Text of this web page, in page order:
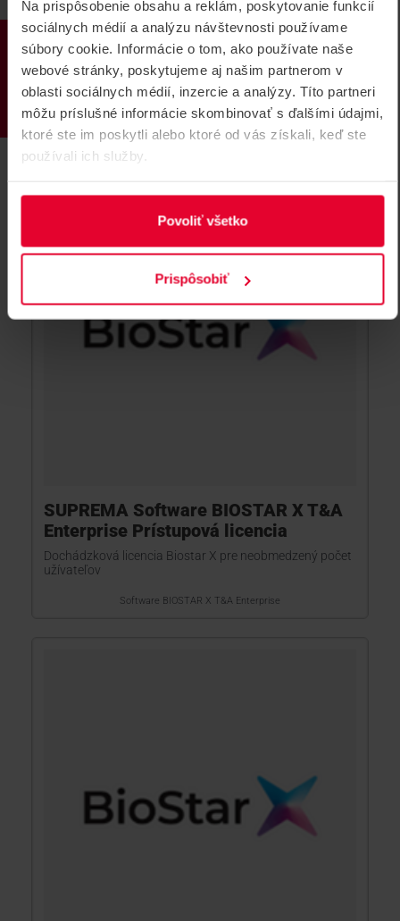
Na prispôsobenie obsahu a reklám, poskytovanie funkcií
sociálnych médií a analýzu návštevnosti používame
súbory cookie. Informácie o tom, ako používate naše
webové stránky, poskytujeme aj našim partnerom v
oblasti sociálnych médií, inzercie a analýzy. Títo partneri
môžu príslušné informácie skombinovať s ďalšími údajmi,
ktoré ste im poskytli alebo ktoré od vás získali, keď ste
používali ich služby.
Povoliť všetko
Prispôsobiť
PRODUKTY
SUPREMA CoreStation 20 Prístupový
kontrolér
Distribuovaný prístupový kontrolér rozšíriteľný až na 32
dverí; rozhranie: Ethernet, RS485, Wiegand; napájanie
12VDC
SUPREMA Software BIOSTAR X T&A
Enterprise Prístupová licencia
Dochádzková licencia Biostar X pre neobmedzený počet
užívateľov
Software BIOSTAR X T&A Enterprise